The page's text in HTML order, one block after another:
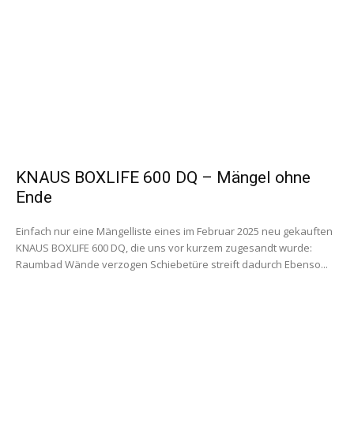
KNAUS BOXLIFE 600 DQ – Mängel ohne
Ende
Einfach nur eine Mängelliste eines im Februar 2025 neu gekauften
KNAUS BOXLIFE 600 DQ, die uns vor kurzem zugesandt wurde:
Raumbad Wände verzogen Schiebetüre streift dadurch Ebenso...